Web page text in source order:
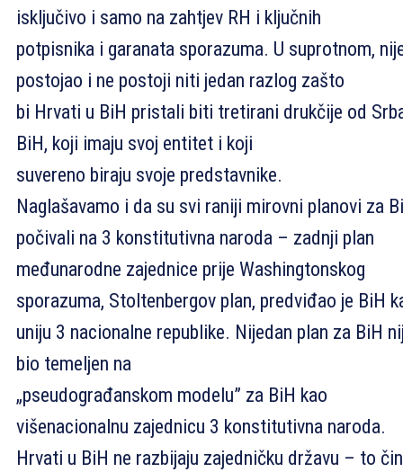
isključivo i samo na zahtjev RH i ključnih
potpisnika i garanata sporazuma. U suprotnom,
postojao i ne postoji niti jedan razlog zašto
bi Hrvati u BiH pristali biti tretirani drukčije od
BiH, koji imaju svoj entitet i koji
suvereno biraju svoje predstavnike.
Naglašavamo i da su svi raniji mirovni planovi za
počivali na 3 konstitutivna naroda – zadnji plan
međunarodne zajednice prije Washingtonskog
sporazuma, Stoltenbergov plan, predviđao je BiH
uniju 3 nacionalne republike. Nijedan plan za BiH
bio temeljen na
„pseudograđanskom modelu” za BiH kao
višenacionalnu zajednicu 3 konstitutivna naroda.
Hrvati u BiH ne razbijaju zajedničku državu – to